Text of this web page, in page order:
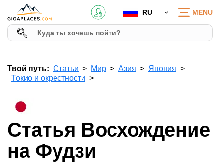
RU MENU
Твой путь: Статьи Мир Азия
Япония
Токио и окрестности
Статья Восхождение
на Фудзи